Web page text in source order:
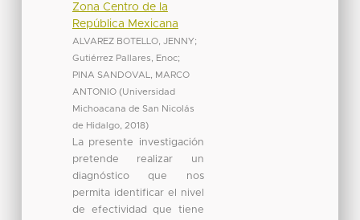
Zona Centro de la
República Mexicana
ALVAREZ BOTELLO, JENNY;
Gutiérrez Pallares, Enoc;
PINA SANDOVAL, MARCO
ANTONIO (Universidad
Michoacana de San Nicolás
de Hidalgo, 2018)
La presente investigación
pretende realizar un
diagnóstico que nos
permita identificar el nivel
de efectividad que tiene